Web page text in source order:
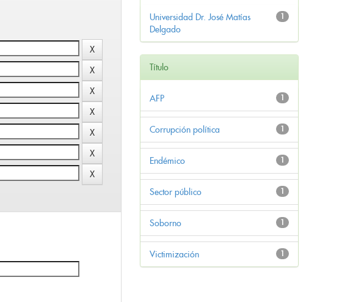
1
Universidad Dr. José Matías
Delgado
Título
1
AFP
1
Corrupción política
1
Endémico
1
Sector público
1
Soborno
1
Victimización